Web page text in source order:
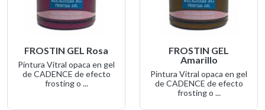
FROSTIN GEL Rosa
Pintura Vitral opaca en gel
de CADENCE de efecto
frosting o ...
FROSTIN GEL
Amarillo
Pintura Vitral opaca en gel
de CADENCE de efecto
frosting o ...